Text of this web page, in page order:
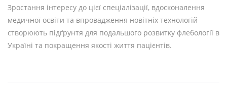
Зростання інтересу до цієї спеціалізації, вдосконалення
медичної освіти та впровадження новітніх технологій
створюють підґрунтя для подальшого розвитку флебології в
Україні та покращення якості життя пацієнтів.